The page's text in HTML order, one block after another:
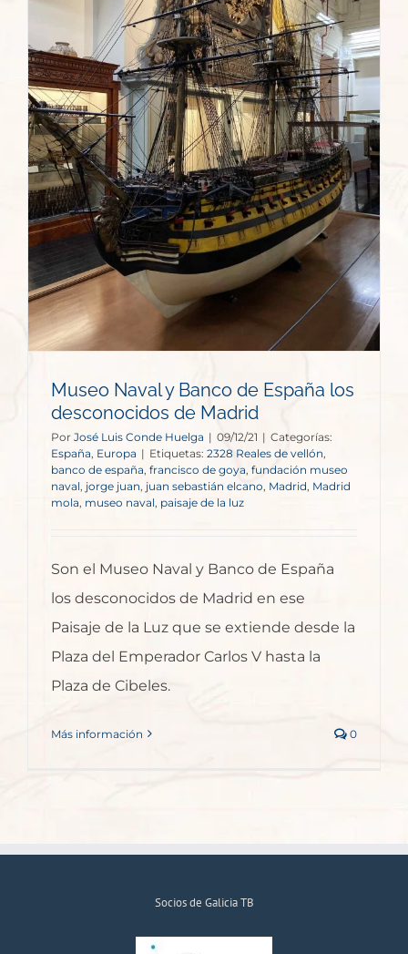
Museo Naval y Banco de España los
desconocidos de Madrid
Por José Luis Conde Huelga | 09/12/21 | Categorías:
España, Europa | Etiquetas: 2328 Reales de vellón
banco de españa francisco de goya, fundación museo
naval, jorge juan, juan sebastián elcano, Madrid, Madrid
mola, museo naval, paisaje de la luz
Son el Museo Naval y Banco de España
los desconocidos de Madrid en ese
Paisaje de la Luz que se extiende desde la
Plaza del Emperador Carlos V hasta la
Plaza de Cibeles.
Más información 0
Socios de Galicia TB